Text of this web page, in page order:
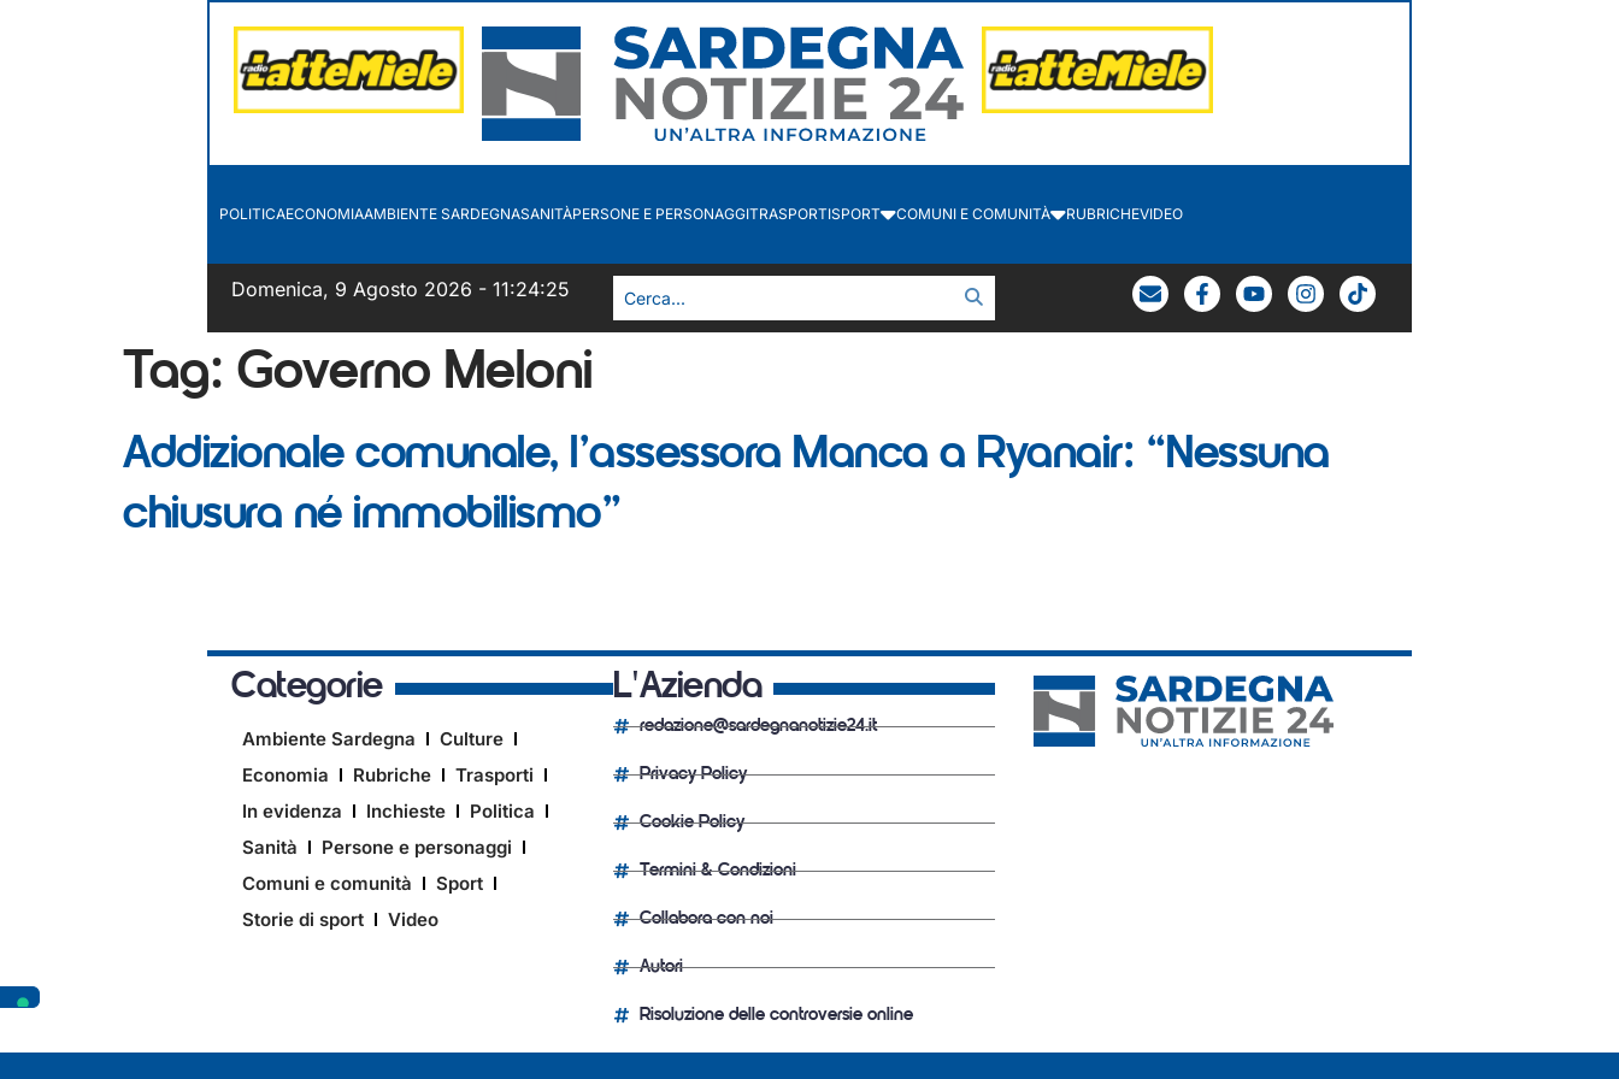
POLITICAECONOMIAAMBIENTE SARDEGNASANITÀPERSONE E PERSONAGGITRASPORTISPORT COMUNI E COMUNITÀ RUBRICHEVIDEO
Domenica, 9 Agosto 2026 - 11:24:25
Tag: Governo Meloni
Addizionale comunale, l’assessora Manca a Ryanair: “Nessuna
chiusura né immobilismo”
Categorie
Ambiente Sardegna
Culture
Economia
Rubriche
Trasporti
In evidenza
Inchieste
Politica
Sanità
Persone e personaggi
Comuni e comunità
Sport
Storie di sport
Video
L'Azienda
redazione@sardegnanotizie24.it
Privacy Policy
Cookie Policy
Termini & Condizioni
Collabora con noi
Autori
Risoluzione delle controversie online